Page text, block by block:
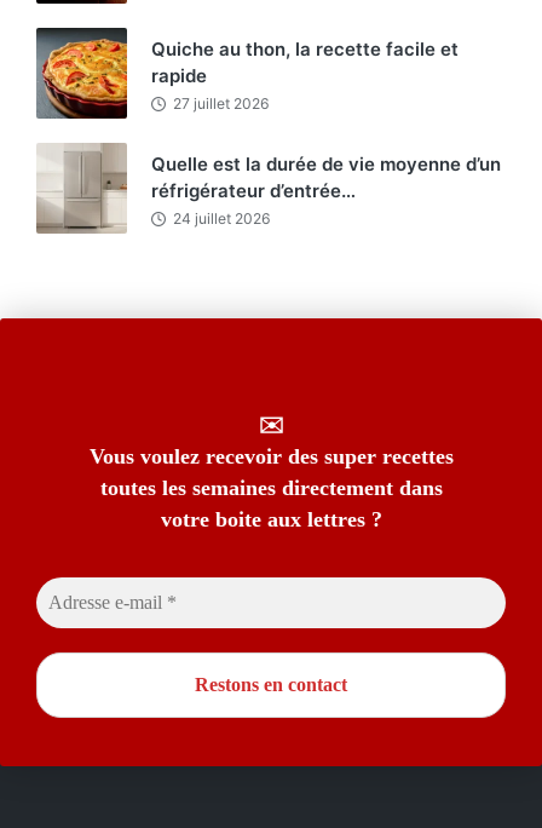
Quiche au thon, la recette facile et
rapide
27 juillet 2026
Quelle est la durée de vie moyenne d’un
réfrigérateur d’entrée…
24 juillet 2026
✉️
Vous voulez recevoir des super recettes
toutes les semaines directement dans
votre boite aux lettres ?